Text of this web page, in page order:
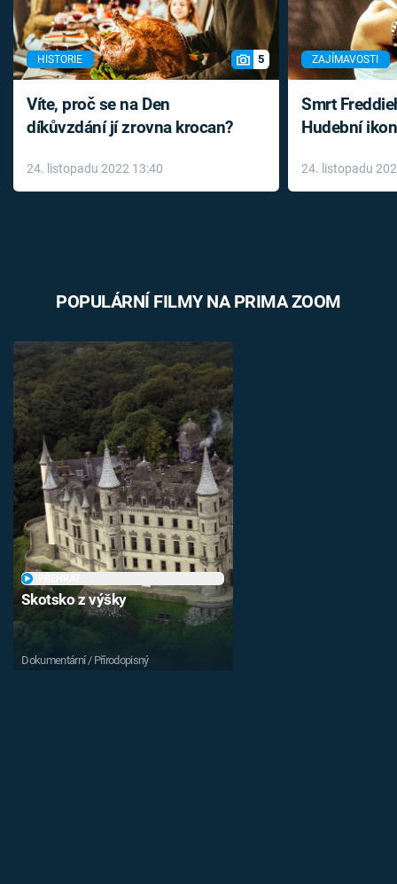
HISTORIE 5
Víte, proč se na Den
díkůvzdání jí zrovna krocan?
24. listopadu 2022 13:40
ZAJÍMAVOSTI
Smrt
Hudební
léky
24. listopadu
POPULÁRNÍ FILMY NA PRIMA ZOOM
Skotsko z výšky
Dokumentární / Přírodopisný